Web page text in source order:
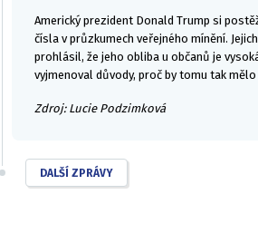
Americký prezident Donald Trump si
čísla v průzkumech veřejného mínění.
prohlásil, že jeho obliba u občanů je
vyjmenoval důvody, proč by tomu tak mělo
Zdroj: Lucie Podzimková
DALŠÍ ZPRÁVY